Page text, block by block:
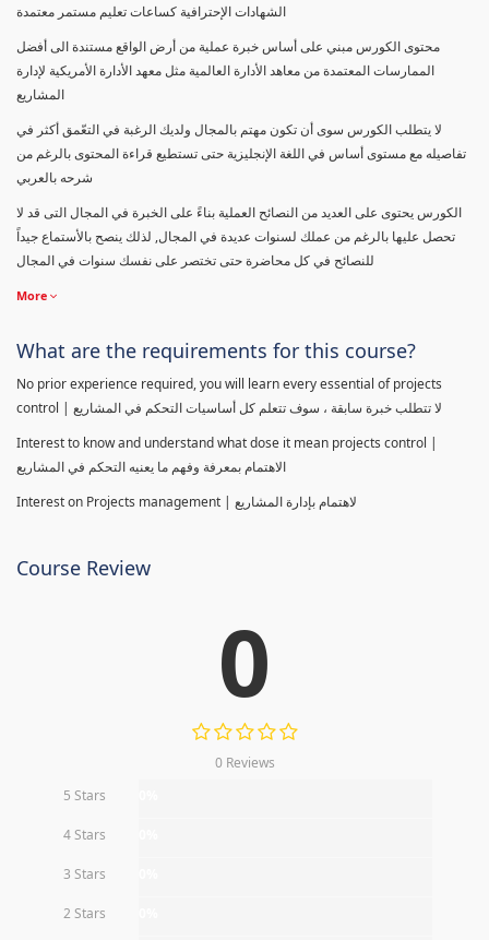
الشهادات الإحترافية كساعات تعليم مستمر معتمدة
محتوى الكورس مبني على أساس خبرة عملية من أرض الواقع مستندة الى أفضل
الممارسات المعتمدة من معاهد الأدارة العالمية مثل معهد الأدارة الأمريكية لإدارة
المشاريع
لا يتطلب الكورس سوى أن تكون مهتم بالمجال ولديك الرغبة في التعّمق أكثر في
تفاصيله مع مستوى أساس في اللغة الإنجليزية حتى تستطيع قراءة المحتوى بالرغم من
شرحه بالعربي
الكورس يحتوى على العديد من النصائح العملية بناءً على الخبرة في المجال التى قد لا
تحصل عليها بالرغم من عملك لسنوات عديدة في المجال, لذلك ينصح بالأستماع جيداً
للنصائح في كل محاضرة حتى تختصر على نفسك سنوات في المجال
More
What are the requirements for this course?
No prior experience required, you will learn every essential of projects
control | لا تتطلب خبرة سابقة ، سوف تتعلم كل أساسيات التحكم في المشاريع
Interest to know and understand what dose it mean projects control |
الاهتمام بمعرفة وفهم ما يعنيه التحكم في المشاريع
Interest on Projects management | لاهتمام بإدارة المشاريع
Course Review
0
0 Reviews
5 Stars
4 Stars
3 Stars
2 Stars